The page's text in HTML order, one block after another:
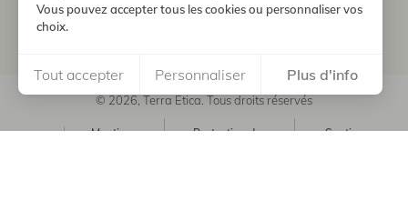
Vous pouvez accepter tous les cookies ou personnaliser vos
choix.
Tout accepter Personnaliser Plus d'info
© 2026, Terra Etica. Tous droits réservés
Mentions
Protection des
Soutien